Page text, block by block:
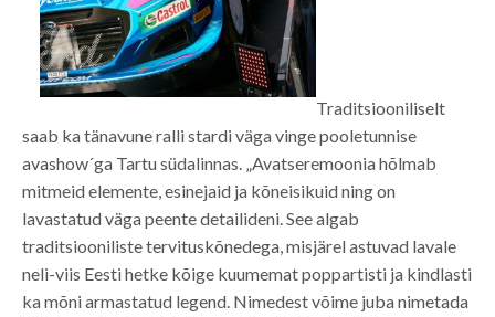
Traditsiooniliselt
saab ka tänavune ralli stardi väga vinge pooletunnise
avashow´ga Tartu südalinnas. „Avatseremoonia hõlmab
mitmeid elemente, esinejaid ja kõneisikuid ning on
lavastatud väga peente detailideni. See algab
traditsiooniliste tervituskõnedega, misjärel astuvad lavale
neli-viis Eesti hetke kõige kuumemat poppartisti ja kindlasti
ka mõni armastatud legend. Nimedest võime juba nimetada